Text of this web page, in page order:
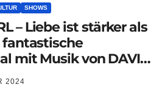
SHOWS
– Liebe ist stärker als
fantastische
mit Musik von DAVID
2024